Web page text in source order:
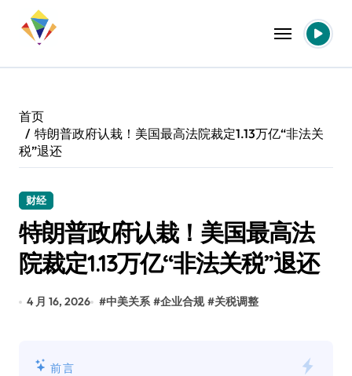
首页
特朗普政府认栽！美国最高法院裁定1.13万亿“非法关
税”退还
财经
特朗普政府认栽！美国最高法
院裁定1.13万亿“非法关税”退还
4 月 16, 2026 #中美关系 #企业合规 #关税调整
前言